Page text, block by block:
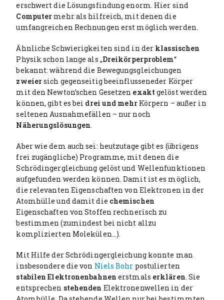
erschwert die Lösungsfindung enorm. Hier sind
Computer mehr als hilfreich, mit denen die
umfangreichen Rechnungen erst möglich werden.
Ähnliche Schwierigkeiten sind in der klassischen
Physik schon lange als „Dreikörperproblem“
bekannt: während die Bewegungsgleichungen
zweiersich gegenseitig beeinflusseneder Körper
mit den Newton’schen Gesetzen exaktgelöst werden
können, gibt es bei drei und mehrKörpern – außer in
seltenen Ausnahmefällen – nur noch
Näherungslösungen.
Aber wie dem auch sei: heutzutage gibt es (übrigens
frei zugängliche) Programme, mit denen die
Schrödingergleichung gelöst und Wellenfunktionen
aufgefunden werden können. Damit ist es möglich,
die relevanten Eigenschaften von Elektronen in der
Atomhülle und damit die chemischen
Eigenschaften von Stoffen rechnerisch zu
bestimmen (zumindest bei nicht allzu
komplizierten Molekülen…).
Mit Hilfe der Schrödingergleichung konnte man
insbesondere die von Niels Bohr postulierten
stabilen Elektronenbahnen erstmals erklären. Sie
entsprechen stehenden Elektronenwellen in der